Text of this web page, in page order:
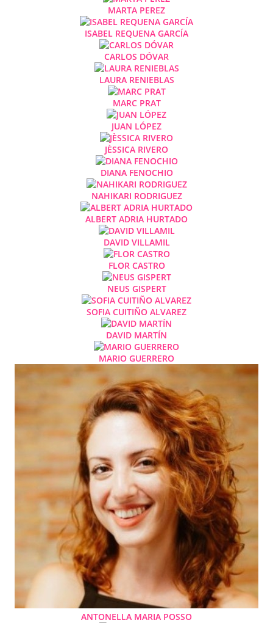
MARTA PEREZ
ISABEL REQUENA GARCÍA
CARLOS DÓVAR
LAURA RENIEBLAS
MARC PRAT
JUAN LÓPEZ
JÈSSICA RIVERO
DIANA FENOCHIO
NAHIKARI RODRIGUEZ
ALBERT ADRIA HURTADO
DAVID VILLAMIL
FLOR CASTRO
NEUS GISPERT
SOFIA CUITIÑO ALVAREZ
DAVID MARTÍN
MARIO GUERRERO
ANTONELLA MARIA POSSO